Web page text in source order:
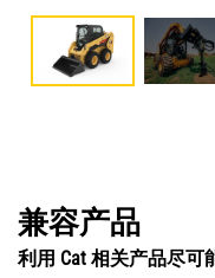
兼容产品
利用 Cat 相关产品尽可